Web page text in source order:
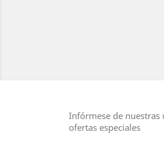
Infórmese de nuestras
ofertas especiales